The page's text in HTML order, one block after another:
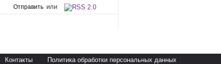
или
Контакты Политика обработки персональных данных